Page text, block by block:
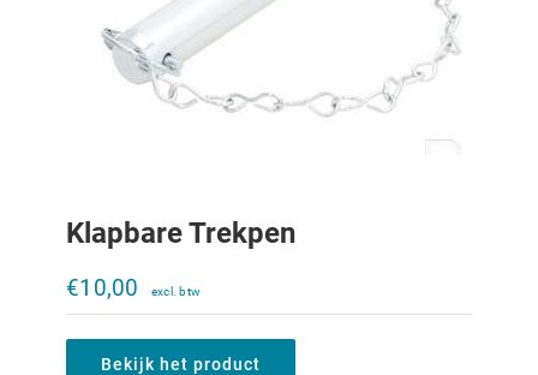
Klapbare Trekpen
€10,00
Bekijk het product
Aanhangerkoppeling Rockinger
€335,00